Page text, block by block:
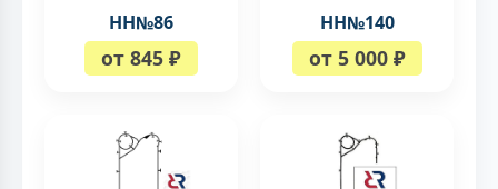
НН№86
от 845 ₽
НН№140
от 5 000 ₽